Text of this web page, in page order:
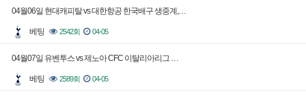
04월06일 현대캐피탈 vs 대한항공 한국배구 생중계,…
베팅 2542회 04-05
04월07일 유벤투스 vs 제노아 CFC 이탈리아리그 …
베팅 2589회 04-05